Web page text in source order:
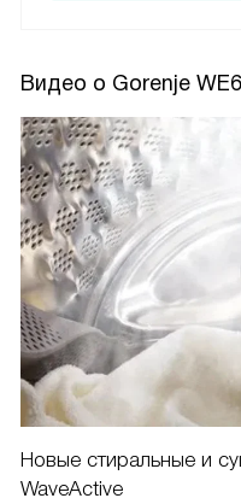
Видео о Gorenje
Новые стиральные и
WaveActive